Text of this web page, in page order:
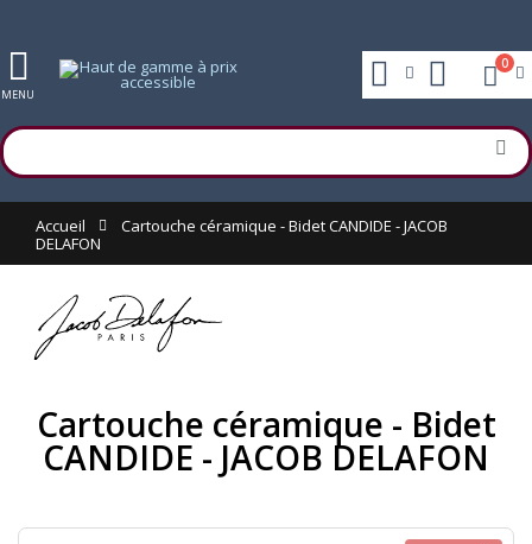
MENU
0
Accueil
Cartouche céramique - Bidet CANDIDE - JACOB
DELAFON
Cartouche céramique - Bidet
CANDIDE - JACOB DELAFON